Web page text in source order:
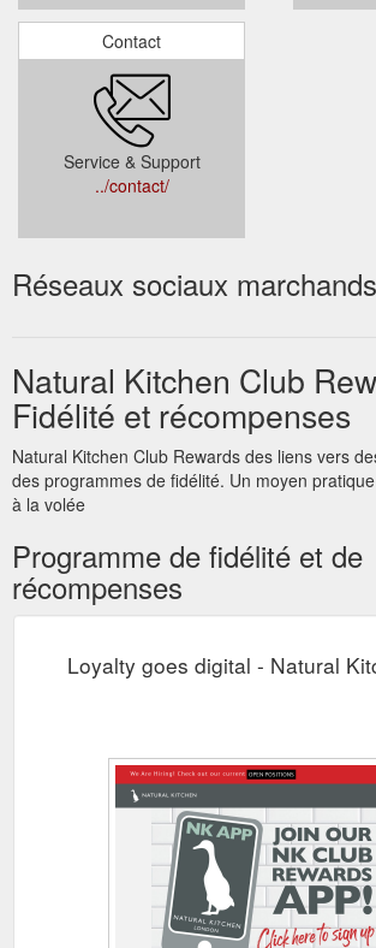
Contact
Service & Support
../contact/
Réseaux sociaux marchands
Natural Kitchen Club
Fidélité et récompenses
Natural Kitchen Club Rewards des liens vers
des programmes de fidélité. Un moyen
à la volée
Programme de fidélité et de
récompenses
Loyalty goes digital - Natural